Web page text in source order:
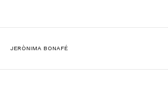
JERÒNIMA BONAFÉ